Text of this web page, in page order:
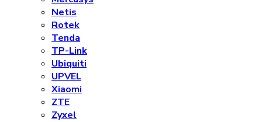
Netis
Rotek
Tenda
TP-Link
Ubiquiti
UPVEL
Xiaomi
ZTE
Zyxel